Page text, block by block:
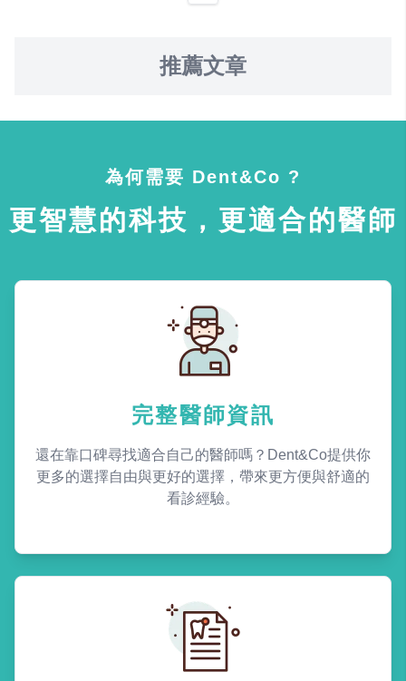
推薦文章
為何需要 Dent&Co ?
更智慧的科技，更適合的醫師
完整醫師資訊
還在靠口碑尋找適合自己的醫師嗎？Dent&Co提供你
更多的選擇自由與更好的選擇，帶來更方便與舒適的
看診經驗。